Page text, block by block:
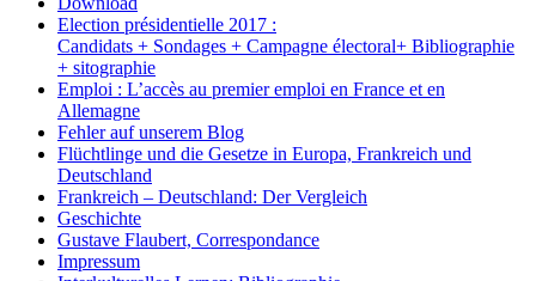
Election présidentielle 2017 :
Candidats + Sondages + Campagne électoral+ Bibliographie
+ sitographie
Emploi : L’accès au premier emploi en France et en
Allemagne
Fehler auf unserem Blog
Flüchtlinge und die Gesetze in Europa, Frankreich und
Deutschland
Frankreich – Deutschland: Der Vergleich
Geschichte
Gustave Flaubert, Correspondance
Impressum